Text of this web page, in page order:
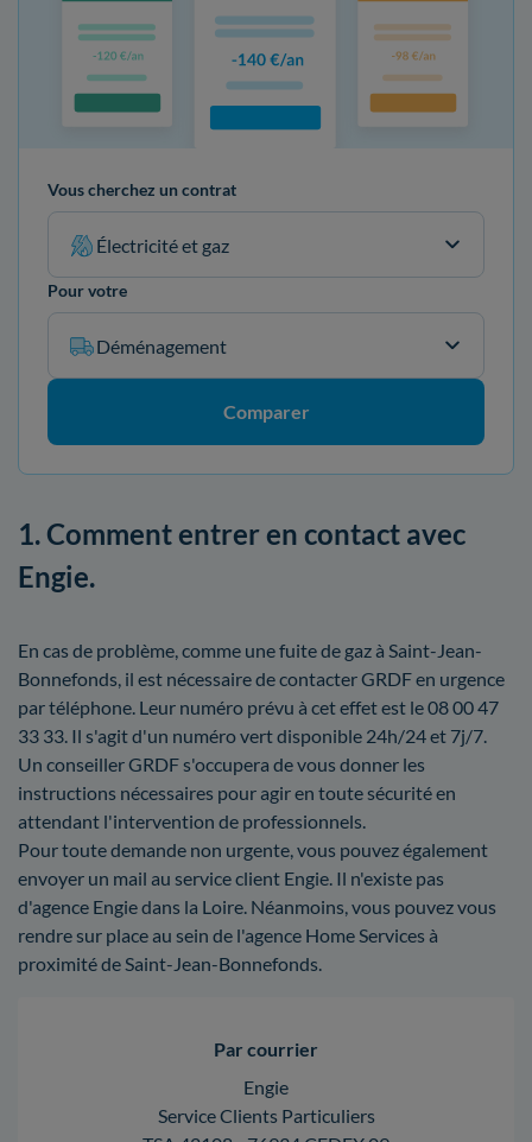
Vous cherchez un contrat
Électricité et gaz
Pour votre
Déménagement
Comparer
1. Comment entrer en contact avec
Engie.
En cas de problème, comme une fuite de gaz à Saint-Jean-
Bonnefonds, il est nécessaire de contacter GRDF en urgence
par téléphone. Leur numéro prévu à cet effet est le 08 00 47
33 33. Il s'agit d'un numéro vert disponible 24h/24 et 7j/7.
Un conseiller GRDF s'occupera de vous donner les
instructions nécessaires pour agir en toute sécurité en
attendant l'intervention de professionnels.
Pour toute demande non urgente, vous pouvez également
envoyer un mail au service client Engie. Il n'existe pas
d'agence Engie dans la Loire. Néanmoins, vous pouvez vous
rendre sur place au sein de l'agence Home Services à
proximité de Saint-Jean-Bonnefonds.
Par courrier
Engie
Service Clients Particuliers